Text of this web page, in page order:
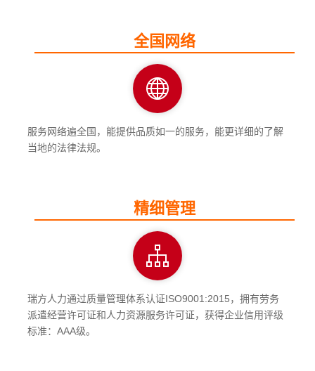
全国网络
服务网络遍全国，能提供品质如一的服务，能更详细的了解
当地的法律法规。
精细管理
瑞方人力通过质量管理体系认证ISO9001:2015，拥有劳务
派遣经营许可证和人力资源服务许可证，获得企业信用评级
标准：AAA级。